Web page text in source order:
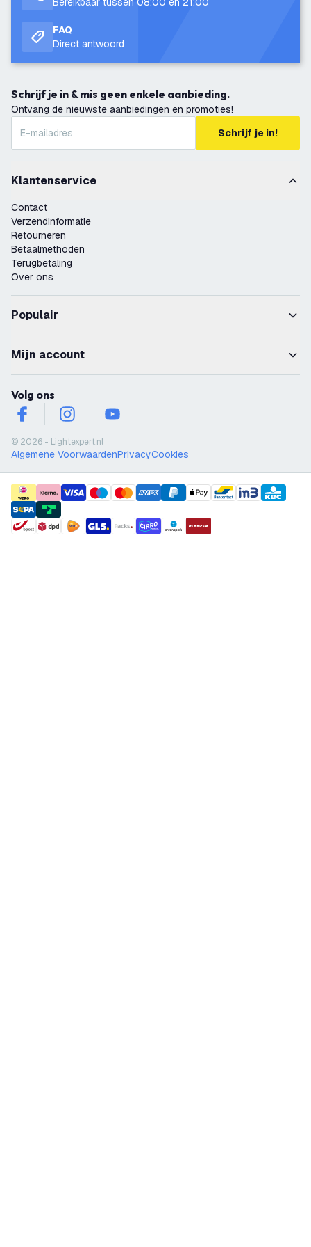
FAQ
Direct antwoord
Schrijf je in & mis geen enkele aanbieding.
Ontvang de nieuwste aanbiedingen en promoties!
Schrijf je in!
Klantenservice
Contact
Verzendinformatie
Retourneren
Betaalmethoden
Terugbetaling
Over ons
Populair
Mijn account
Volg ons
facebookinstagramyoutube
© 2026 - Lightexpert.nl
Algemene VoorwaardenPrivacyCookies
payment methods
shipment methods